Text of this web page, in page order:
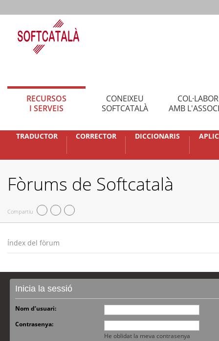
RECURSOS
I SERVEIS
CONEIXEU
SOFTCATALÀ
AMB
TRADUCTOR CORRECTOR DICCIONARIS
Fòrums de Softcatalà
Compartiu
Índex del fòrum
Inicia la sessió
Nom d’usuari:
Contrasenya:
He oblidat la meva contrasenya